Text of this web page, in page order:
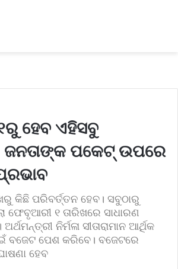
ହେବ ଏହିସବୁ
ଜନତାଙ୍କ ପକେଟ୍ ଉପରେ
କିଛି ପରିବର୍ତ୍ତନ ହେବ। ସବୁଠାରୁ
ଫେବୃଆରୀ ୧ ତାରିଖରେ ସାଧାରଣ
ନିର୍ମଳା ସୀତାରାମାନ ଆର୍ଥିକ
ବଜେଟ ପେଶ କରିବେ। ବଜେଟରେ
ହେବ